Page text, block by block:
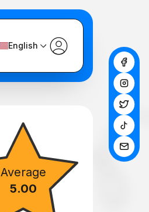
English
Average
5.00